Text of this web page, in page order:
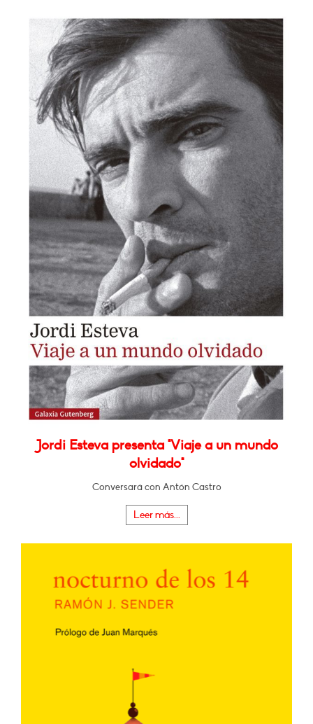
Jordi Esteva presenta "Viaje a un mundo
olvidado"
Conversará con Antón Castro
Leer más...